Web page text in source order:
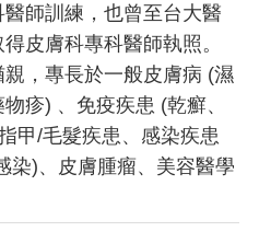
師訓練，也曾至台大醫
皮膚科專科醫師執照。
，專長於一般皮膚病 (濕
疹) 、免疫疾患 (乾癬、
甲/毛髮疾患、感染疾患
染)、皮膚腫瘤、美容醫學